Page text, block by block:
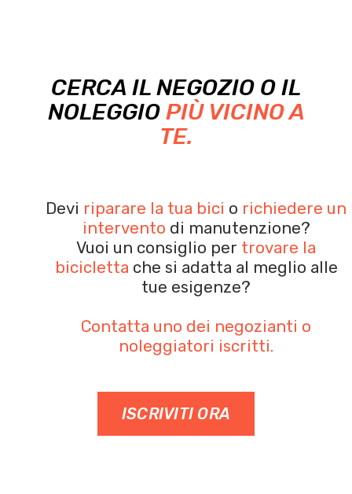
CERCA IL NEGOZIO O IL
NOLEGGIO PIÙ VICINO A
TE.
Devi riparare la tua bici o richiedere un
intervento di manutenzione?
Vuoi un consiglio per trovare la
bicicletta che si adatta al meglio alle
tue esigenze?
Contatta uno dei negozianti o
noleggiatori iscritti.
ISCRIVITI ORA